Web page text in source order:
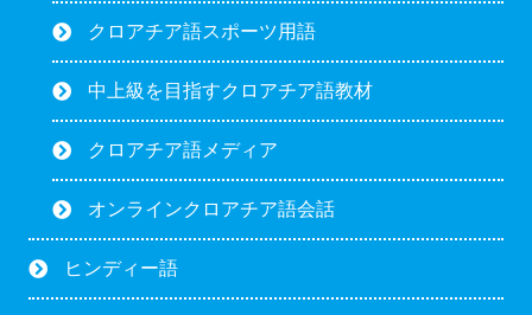
クロアチア語スポーツ用語
中上級を目指すクロアチア語教材
クロアチア語メディア
オンラインクロアチア語会話
ヒンディー語